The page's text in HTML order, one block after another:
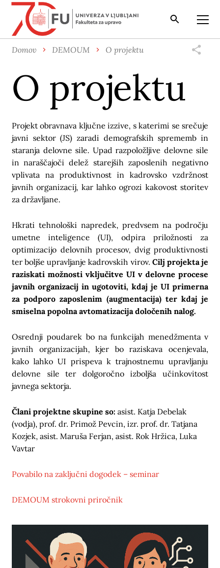
Iskalnik Odpri
Domov DEMOUM O projektu
O projektu
Projekt obravnava ključne izzive, s katerimi se srečuje
javni sektor (JS) zaradi demografskih sprememb in
staranja delovne sile. Upad razpoložljive delovne sile
in naraščajoči delež starejših zaposlenih negativno
vplivata na produktivnost in kadrovsko vzdržnost
javnih organizacij, kar lahko ogrozi kakovost storitev
za državljane.
Hkrati tehnološki napredek, predvsem na področju
umetne inteligence (UI), odpira priložnosti za
optimizacijo delovnih procesov, dvig produktivnosti
ter boljše upravljanje kadrovskih virov. Cilj projekta je
raziskati možnosti vključitve UI v delovne procese
javnih organizacij in ugotoviti, kdaj je UI primerna
za podporo zaposlenim (augmentacija) ter kdaj je
smiselna popolna avtomatizacija določenih nalog.
Osrednji poudarek bo na funkcijah menedžmenta v
javnih organizacijah, kjer bo raziskava ocenjevala,
kako lahko UI prispeva k trajnostnemu upravljanju
delovne sile ter dolgoročno izboljša učinkovitost
javnega sektorja.
Člani projektne skupine so: asist. Katja Debelak
(vodja), prof. dr. Primož Pevcin, izr. prof. dr. Tatjana
Kozjek, asist. Maruša Ferjan, asist. Rok Hržica, Luka
Vavtar
Povabilo na zaključni dogodek – seminar
DEMOUM strokovni priročnik